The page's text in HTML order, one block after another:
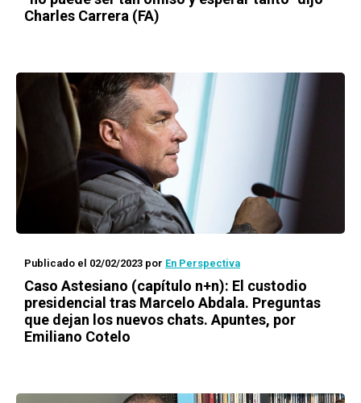
Charles Carrera (FA)
Publicado el 02/02/2023 por En Perspectiva
Caso Astesiano (capítulo n+n): El custodio
presidencial tras Marcelo Abdala. Preguntas
que dejan los nuevos chats. Apuntes, por
Emiliano Cotelo